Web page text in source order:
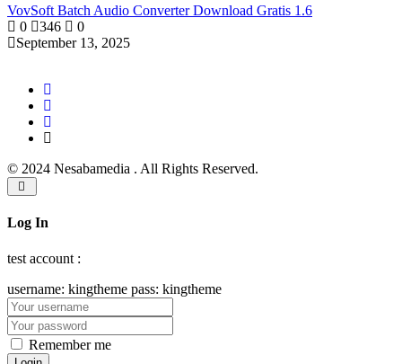
VovSoft Batch Audio Converter Download Gratis 1.6
0
346
0
September 13, 2025
© 2024 Nesabamedia . All Rights Reserved.
Log In
test account :
username: kingtheme pass: kingtheme
Remember me